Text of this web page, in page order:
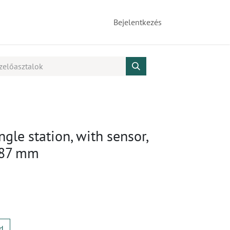
Bejelentkezés
station, with sensor,
mm